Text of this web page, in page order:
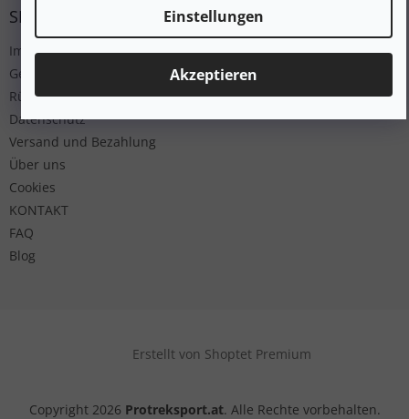
Einstellungen
Akzeptieren
SERVICE
Impressum
Geschäftsbedingungen
Rücksendung
Datenschutz
Versand und Bezahlung
Über uns
Cookies
KONTAKT
FAQ
Blog
Erstellt von Shoptet Premium
Copyright 2026 Protreksport.at. Alle Rechte vorbehalten.